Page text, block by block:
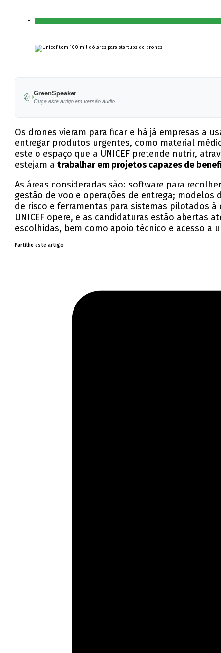
GreenSpeaker
Ouça este artigo em versão áudio.
Os drones vieram para ficar e há já empresas a
entregar produtos urgentes, como material
este o espaço que a UNICEF pretende nutrir,
estejam atrabalhar em projetos capazes de
As áreas consideradas são: software para
gestão de voo e operações de entrega; modelos
de risco e ferramentas para sistemas pilotados
UNICEF opere, e as candidaturas estão abertas
escolhidas, bem como apoio técnico e acesso a
Partilhe este artigo